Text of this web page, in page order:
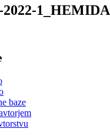
2022-1_HEMIDA
baze